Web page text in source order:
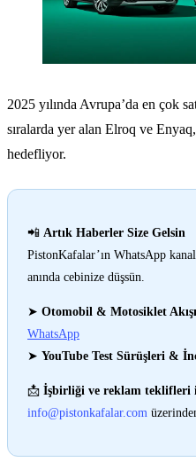
2025 yılında Avrupa’da en çok
sıralarda yer alan Elroq ve
hedefliyor.
📲 Artık Haberler Size Gelsin
PistonKafalar’ın WhatsApp
anında cebinize düşsün.
➤ Otomobil & Motosiklet
WhatsApp
➤ YouTube Test Sürüşleri &
📩 İşbirliği ve reklam teklifleri
info@pistonkafalar.com